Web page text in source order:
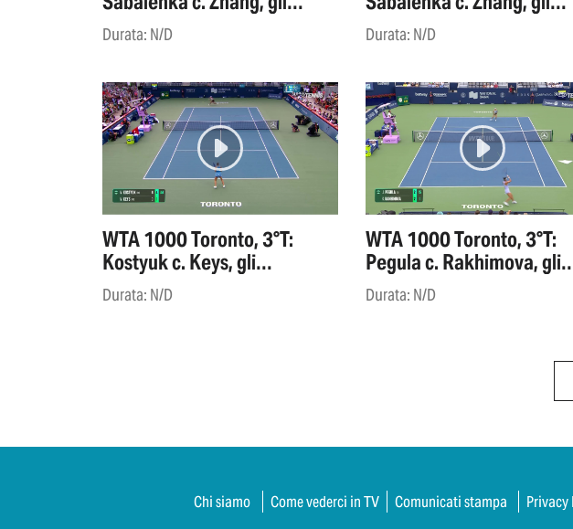
highlights
Durata: N/D
highlights
Durata: N/D
WTA 1000 Toronto, 3°T:
Kostyuk c. Keys, gli
highlights
Durata: N/D
WTA 1000 Toronto, 3°T:
Pegula c. Rakhimova, gli
highlights
Durata: N/D
Chi siamo Come vederci in TV Comunicati stampa Privacy